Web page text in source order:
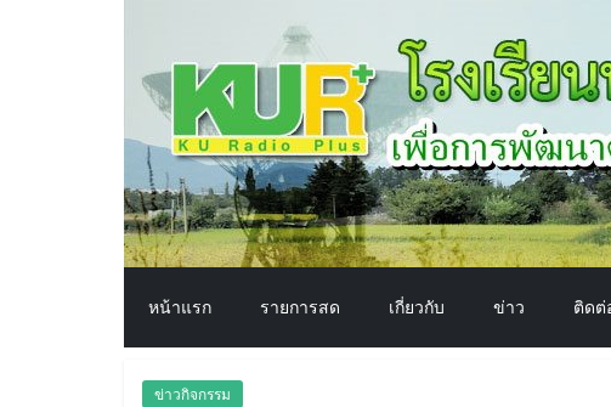
โรงเรียน
ทาง
อากาศ​
เพื่อ
พัฒนา
คุณภาพ
หน้าแรก รายการสด เกี่ยวกับ ข่าว ติดต่
ข่าวกิจกรรม